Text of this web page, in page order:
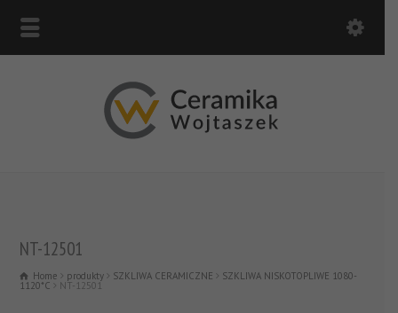
NT-12501
Home produkty SZKLIWA CERAMICZNE SZKLIWA NISKOTOPLIWE 1080-
1120*C NT-12501